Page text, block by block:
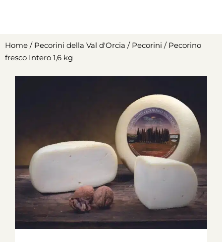
Home / Pecorini della Val d'Orcia / Pecorini / Pecorino
fresco Intero 1,6 kg